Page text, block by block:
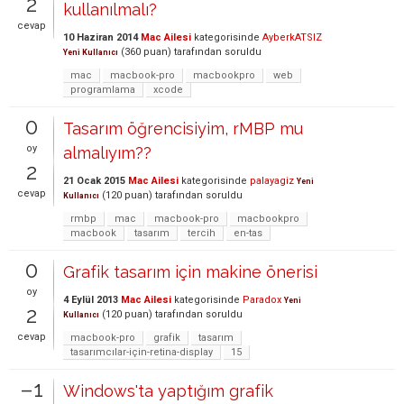
cevap
kullanılmalı?
10 Haziran 2014 Mac Ailesi kategorisinde AyberkATSIZ
Yeni Kullanıcı (360 puan) tarafından soruldu
mac
macbook-pro macbookpro
web
programlama
xcode
0
oy
2
cevap
Tasarım öğrencisiyim, rMBP mu
almalıyım??
21 Ocak 2015 Mac Ailesi kategorisinde palayagiz Yeni
Kullanıcı (120 puan) tarafından soruldu
rmbp
mac macbook-pro
macbookpro
macbook
tasarım tercih en-tas
0
oy
2
cevap
Grafik tasarım için makine önerisi
4 Eylül 2013 Mac Ailesi kategorisinde Paradox Yeni
Kullanıcı (120 puan) tarafından soruldu
macbook-pro
grafik
tasarım
tasarımcılar-için-retina-display
15
–1
Windows'ta yaptığım grafik